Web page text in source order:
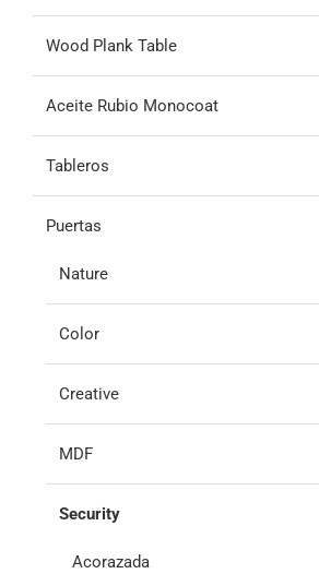
Wood Plank Table
Aceite Rubio Monocoat
Tableros
Puertas
Nature
Color
Creative
MDF
Security
Acorazada